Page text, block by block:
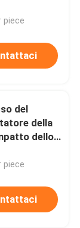
del
piece
del
della
dello
piece